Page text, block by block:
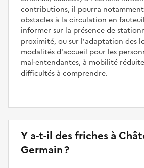
contributions, il pourra
obstacles à la circulation en
informer sur la présence de
proximité, ou sur l'adaptation des
modalités d'accueil pour les
mal-entendantes, à mobilité
difficultés à comprendre.
Y a-t-il des friches à
Germain ?